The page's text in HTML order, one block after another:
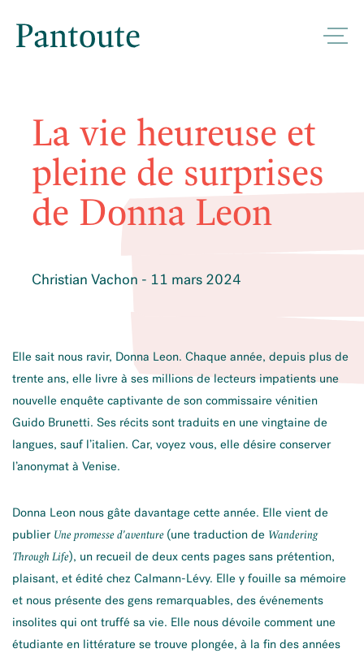
La vie heureuse et
pleine de surprises
de Donna Leon
Christian Vachon - 11 mars 2024
Elle sait nous ravir, Donna Leon. Chaque année, depuis plus de
trente ans, elle livre à ses millions de lecteurs impatients une
nouvelle enquête captivante de son commissaire vénitien
Guido Brunetti. Ses récits sont traduits en une vingtaine de
langues, sauf l’italien. Car, voyez vous, elle désire conserver
l’anonymat à Venise.
Donna Leon nous gâte davantage cette année. Elle vient de
publier Une promesse d’aventure (une traduction de Wandering
Through Life), un recueil de deux cents pages sans prétention,
plaisant, et édité chez Calmann-Lévy. Elle y fouille sa mémoire
et nous présente des gens remarquables, des événements
insolites qui ont truffé sa vie. Elle nous dévoile comment une
étudiante en littérature se trouve plongée, à la fin des années